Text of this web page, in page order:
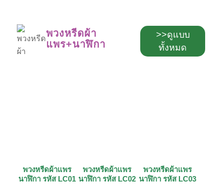
พวงหรีดผ้า
แพร+นาฬิกา
>>ดูแบบ
ทั้งหมด
พวงหรีดผ้าแพร
นาฬิกา รหัส LC01
พวงหรีดผ้าแพร
นาฬิกา รหัส LC02
พวงหรีดผ้าแพร
นาฬิกา รหัส LC03